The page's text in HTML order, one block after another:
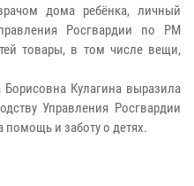
дома ребёнка, личный
Росгвардии по РМ
товары, в том числе вещи,
Кулагина выразила
Управления Росгвардии
помощь и заботу о детях.